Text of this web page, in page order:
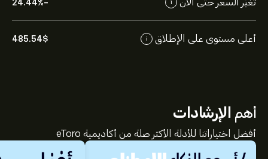
i
-24.44%
أعلى مستوى على الإطلاق i
485.54‎$‎
أهم الإرشادات
أفضل اختياراتنا للأدلة الأكثر صلة من أكاديمية eToro